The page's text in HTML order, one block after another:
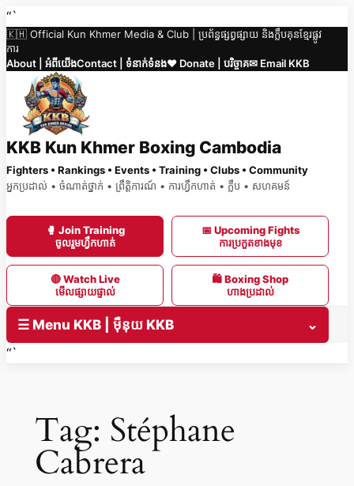
Skip
to
content
“`
🇰🇭 Official Kun Khmer Media & Club | ប្រព័ន្ធផ្សព្វផ្សាយ និងក្លឹបគុនខ្មែរផ្លូវ
ការ
About | អំពីយើងContact | ទំនាក់ទំនង❤️ Donate | បរិច្ចាគ✉ Email KKB
KKB Kun Khmer Boxing Cambodia
Fighters • Rankings • Events • Training • Clubs • Community
អ្នកប្រដាល់ • ចំណាត់ថ្នាក់ • ព្រឹត្តិការណ៍ • ការហ្វឹកហាត់ • ក្លឹប • សហគមន៍
🥊 Join Training
ចូលរួមហ្វឹកហាត់
📅 Upcoming Fights
ការប្រកួតខាងមុខ
🔴 Watch Live
មើលផ្សាយផ្ទាល់
🛍 Boxing Shop
ហាងប្រដាល់
☰ Menu KKB | ម៉ឺនុយ KKB
⌄
“`
Tag: Stéphane
Cabrera